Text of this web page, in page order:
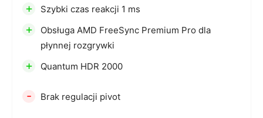
+ Szybki czas reakcji 1 ms
+
Obsługa AMD FreeSync Premium Pro dla
płynnej rozgrywki
+ Quantum HDR 2000
- Brak regulacji pivot